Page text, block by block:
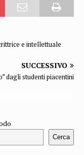
e intellettuale
SUCCESSIVO
dagli studenti piacentini
Cerca